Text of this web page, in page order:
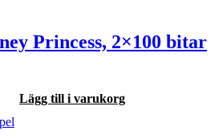
Princess, 2×100 bitar
Lägg till i varukorg